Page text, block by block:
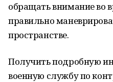
обращать внимание во
правильно
пространстве.
Получить подробную
военную службу по